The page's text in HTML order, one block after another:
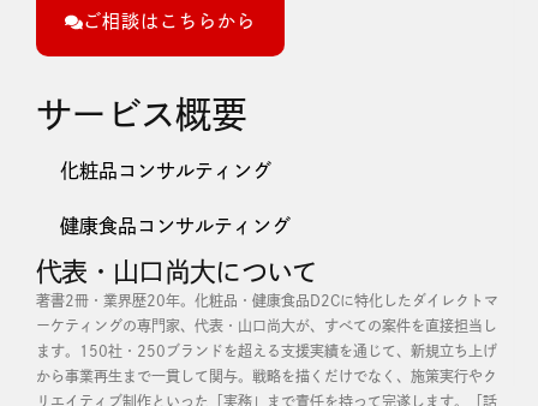
ご相談はこちらから
サービス概要
化粧品コンサルティング
健康食品コンサルティング
代表・山口尚大について
著書2冊・業界歴20年。化粧品・健康食品D2Cに特化したダイレクトマ
ーケティングの専門家、代表・山口尚大が、すべての案件を直接担当し
ます。
150社・250ブランドを超える支援実績を通じて、新規立ち上げ
から事業再生まで一貫して関与。戦略を描くだけでなく、施策実行やク
リエイティブ制作といった「実務」まで責任を持って完遂します。
「話